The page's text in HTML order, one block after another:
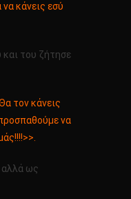
κάνεις εσύ
του ζήτησε
τον κάνεις
να
αλλά ως